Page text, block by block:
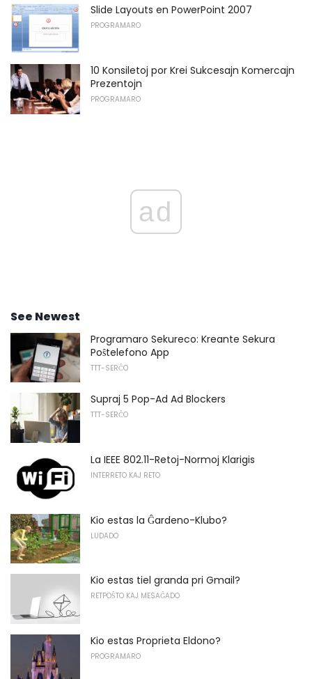
Slide Layouts en PowerPoint 2007
PROGRAMARO
10 Konsiletoj por Krei Sukcesajn Komercajn
Prezentojn
PROGRAMARO
ad
See Newest
Programaro Sekureco: Kreante Sekura
Poŝtelefono App
TTT-SERĈO
Supraj 5 Pop-Ad Ad Blockers
TTT-SERĈO
La IEEE 802.11-Retoj-Normoj Klarigis
INTERRETO KAJ RETO
Kio estas la Ĝardeno-Klubo?
LUDADO
Kio estas tiel granda pri Gmail?
RETPOŜTO KAJ MESAĜADO
Kio estas Proprieta Eldono?
PROGRAMARO